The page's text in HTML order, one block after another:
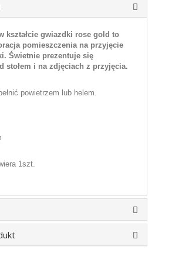
kształcie gwiazdki rose gold to
pomieszczenia na przyjęcie
Świetnie prezentuje się
stołem i na zdjęciach z przyjęcia.
powietrzem lub helem.
1szt.